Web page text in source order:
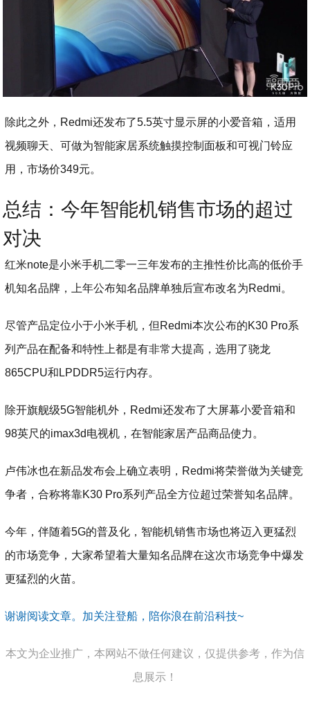
除此之外，Redmi还发布了5.5英寸显示屏的小爱音箱，适用
视频聊天、可做为智能家居系统触摸控制面板和可视门铃应
用，市场价349元。
总结：今年智能机销售市场的超过
对决
红米note是小米手机二零一三年发布的主推性价比高的低价手
机知名品牌，上年公布知名品牌单独后宣布改名为Redmi。
尽管产品定位小于小米手机，但Redmi本次公布的K30 Pro系
列产品在配备和特性上都是有非常大提高，选用了骁龙
865CPU和LPDDR5运行内存。
除开旗舰级5G智能机外，Redmi还发布了大屏幕小爱音箱和
98英尺的imax3d电视机，在智能家居产品商品使力。
卢伟冰也在新品发布会上确立表明，Redmi将荣誉做为关键竞
争者，合称将靠K30 Pro系列产品全方位超过荣誉知名品牌。
今年，伴随着5G的普及化，智能机销售市场也将迈入更猛烈
的市场竞争，大家希望着大量知名品牌在这次市场竞争中爆发
更猛烈的火苗。
谢谢阅读文章。加关注登船，陪你浪在前沿科技~
本文为企业推广，本网站不做任何建议，仅提供参考，作为信
息展示！